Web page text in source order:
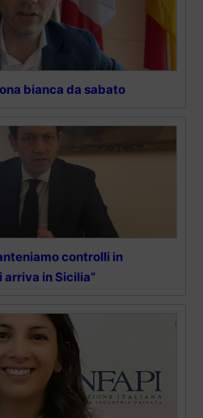
bianca da sabato
controlli in
in Sicilia”